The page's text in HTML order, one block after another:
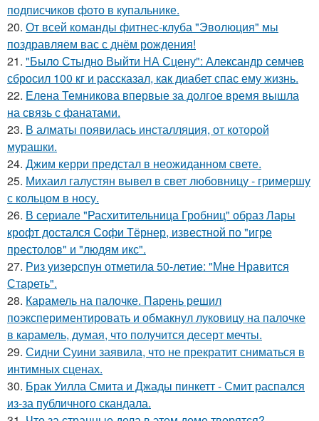
подписчиков фото в купальнике.
20. От всей команды фитнес-клуба "Эволюция" мы
поздравляем вас с днём рождения!
21. "Было Стыдно Выйти НА Сцену": Александр семчев
сбросил 100 кг и рассказал, как диабет спас ему жизнь.
22. Елена Темникова впервые за долгое время вышла
на связь с фанатами.
23. В алматы появилась инсталляция, от которой
мурашки.
24. Джим керри предстал в неожиданном свете.
25. Михаил галустян вывел в свет любовницу - гримершу
с кольцом в носу.
26. В сериале "Расхитительница Гробниц" образ Лары
крофт достался Софи Тёрнер, известной по "игре
престолов" и "людям икс".
27. Риз уизерспун отметила 50-летие: "Мне Нравится
Стареть".
28. Карамель на палочке. Парень решил
поэкспериментировать и обмакнул луковицу на палочке
в карамель, думая, что получится десерт мечты.
29. Сидни Суини заявила, что не прекратит сниматься в
интимных сценах.
30. Брак Уилла Смита и Джады пинкетт - Смит распался
из-за публичного скандала.